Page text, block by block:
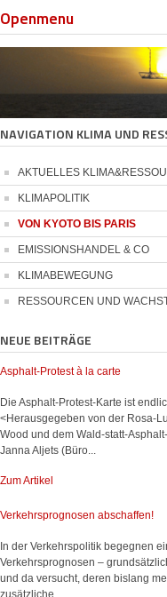
Openmenu
NAVIGATION KLIMA UND
AKTUELLES
KLIMAPOLITIK
VON KYOTO BIS PARIS
EMISSIONSHANDEL & CO
KLIMABEWEGUNG
RESSOURCEN UND
NEUE BEITRÄGE
Asphalt-Protest à la carte
Die Asphalt-Protest-Karte ist
<Herausgegeben von der Rosa-
Wood und dem Wald-statt-
Janna Aljets (Büro...
Zum Artikel
Verkehrsprognosen abschaffen!
In der Verkehrspolitik begegnen
Verkehrsprognosen –
und da versucht, deren bislang
zusätzliche...